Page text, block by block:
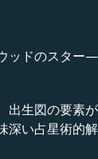
ッドのスタ
出生図の要素
い占星術的